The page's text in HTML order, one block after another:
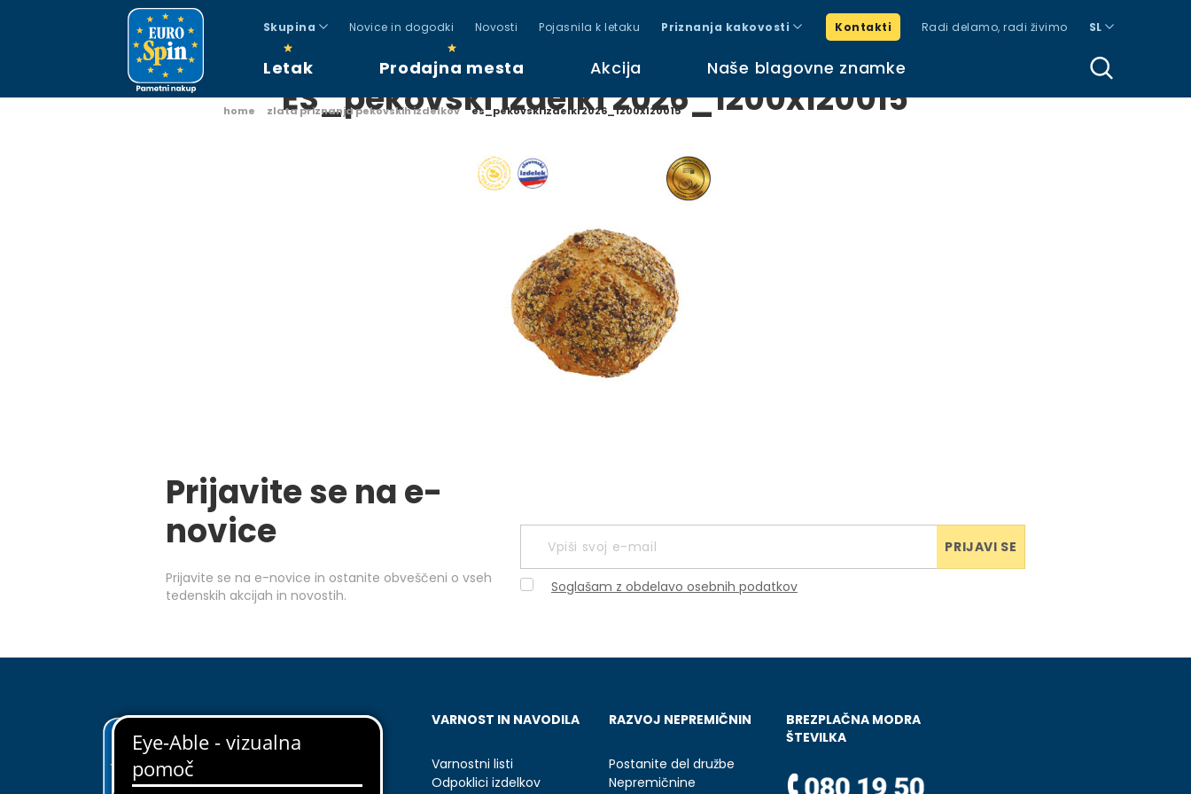
Skupina Novice in dogodki Novosti Pojasnila k letaku Priznanja kakovosti Kontakti Radi delamo, radi živimo SL
Letak Prodajna mesta Akcija Naše blagovne znamke
home zlata priznanja pekovskih izdelkov es_pekovski izdelki 2026_1200x120015
ES_pekovski izdelki 2026_1200x120015
Prijavite se na e-
novice
Prijavite se na e-novice in ostanite obveščeni o vseh
tedenskih akcijah in novostih.
PRIJAVI SE
Soglašam z obdelavo osebnih podatkov
ODKRIJ EUROSPIN
Upravljanje
VARNOST IN NAVODILA
Varnostni listi
Odpoklici izdelkov
RAZVOJ NEPREMIČNIN
Postanite del družbe
Nepremičnine
BREZPLAČNA MODRA
ŠTEVILKA